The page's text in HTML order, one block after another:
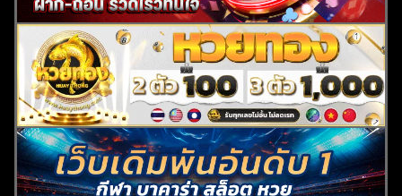
ค้นหา
สำหรับ: